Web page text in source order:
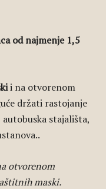
od najmenje 1,5
i na otvorenom
držati rastojanje
stajališta,
otvorenom
maski.